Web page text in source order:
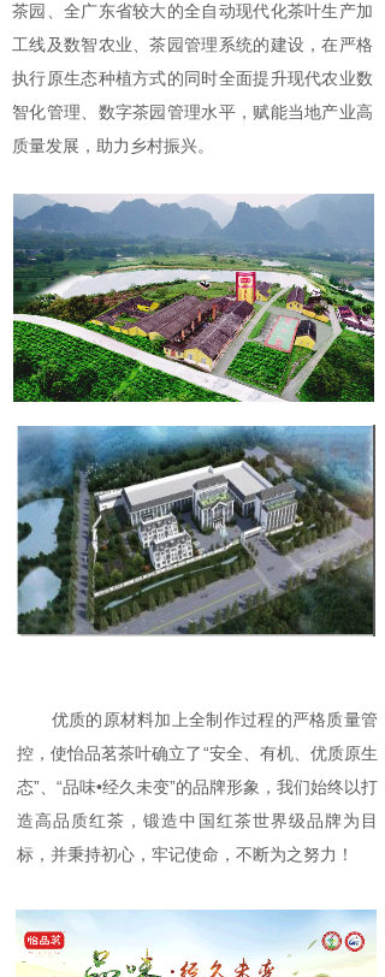
茶园、全广东省较大的全自动现代化茶叶生产加
工线及数智农业、茶园管理系统的建设，在严格
执行原生态种植方式的同时全面提升现代农业数
智化管理、数字茶园管理水平，赋能当地产业高
质量发展，助力乡村振兴。
优质的原材料加上全制作过程的严格质量管
控，使怡品茗茶叶确立了“安全、有机、优质原生
态”、“品味•经久未变”的品牌形象，我们始终以打
造高品质红茶，锻造中国红茶世界级品牌为目
标，并秉持初心，牢记使命，不断为之努力！